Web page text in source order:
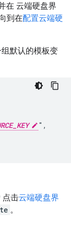
在 云端硬盘界
到在配置云端硬
默认的模板变
",
点击云端硬盘界
。